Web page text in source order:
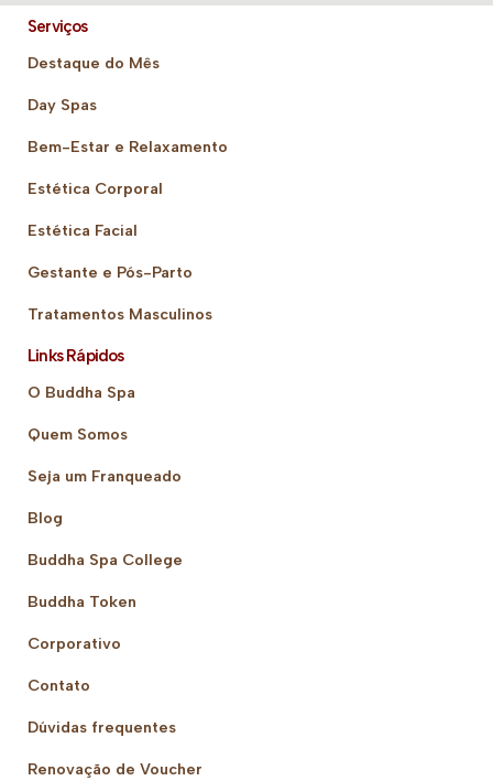
Serviços
Destaque do Mês
Day Spas
Bem-Estar e Relaxamento
Estética Corporal
Estética Facial
Gestante e Pós-Parto
Tratamentos Masculinos
Links Rápidos
O Buddha Spa
Quem Somos
Seja um Franqueado
Blog
Buddha Spa College
Buddha Token
Corporativo
Contato
Dúvidas frequentes
Renovação de Voucher